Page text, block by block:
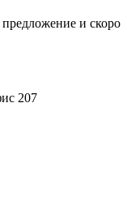
и скоро
207